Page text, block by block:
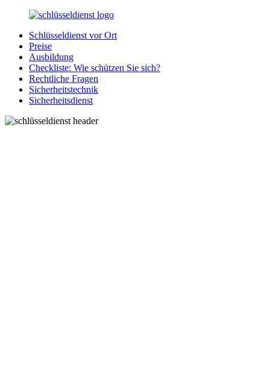
Zurück
Inhalt
SchluesseldienstDirekt.de
Ihre
Notlage
wird
gelöst!
Schlüsseldienst vor Ort
Preise
Ausbildung
Checkliste: Wie schützen Sie sich?
Rechtliche Fragen
Sicherheitstechnik
Sicherheitsdienst